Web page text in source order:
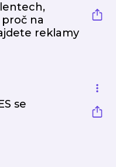
na
reklamy
se